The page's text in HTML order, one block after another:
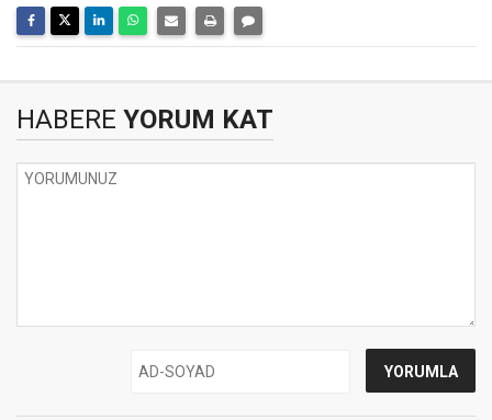
HABERE YORUM KAT